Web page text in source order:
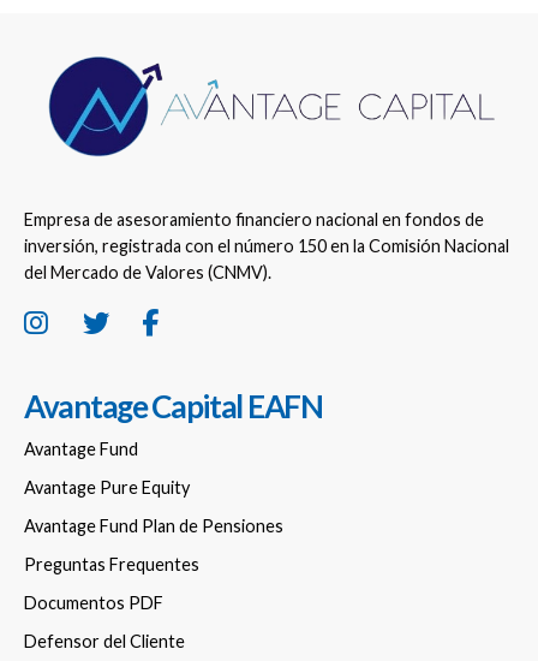
Empresa de asesoramiento financiero nacional en fondos de
inversión, registrada con el número 150 en la Comisión Nacional
del Mercado de Valores (CNMV).
Avantage Capital EAFN
Avantage Fund
Avantage Pure Equity
Avantage Fund Plan de Pensiones
Preguntas Frequentes
Documentos PDF
Defensor del Cliente